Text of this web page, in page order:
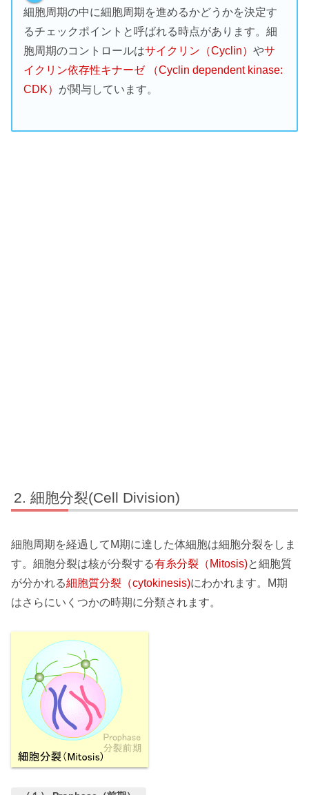
細胞周期の中に細胞周期を進めるかどうかを決定す
るチェックポイントと呼ばれる時点があります。細
胞周期のコントロールはサイクリン（Cyclin） やサ
イクリン依存性キナーゼ （Cyclin dependent kinase:
CDK） が関与しています。
細胞分裂(Cell Division)
細胞周期を経過してM期に達した体細胞は細胞分裂をしま
す。細胞分裂は核が分裂する有糸分裂（Mitosis)と細胞質
が分かれる細胞質分裂（cytokinesis)にわかれます。M期
はさらにいくつかの時期に分類されます。